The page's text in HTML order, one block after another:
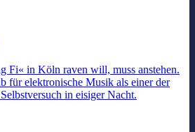
Fi« in Köln raven will, muss anstehen.
für elektronische Musik als einer der
in eisiger Nacht.